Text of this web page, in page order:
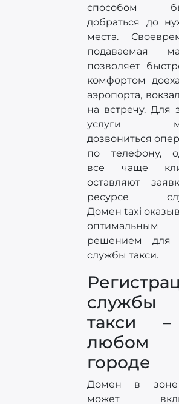
способом
добраться до
места.
подаваемая
позволяет
комфортом
аэропорта,
на встречу. Для
услуги
дозвониться
по телефону,
все чаще
оставляют
ресурсе
Домен taxi
оптимальным
решением для
службы такси.
службы
такси
любом
городе
Домен в
может